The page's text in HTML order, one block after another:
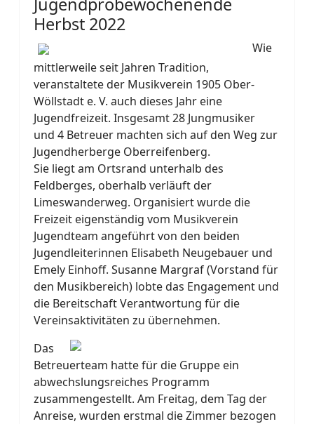
Herbst 2022
Wie
mittlerweile seit Jahren Tradition,
veranstaltete der Musikverein 1905 Ober-
Wöllstadt e. V. auch dieses Jahr eine
Jugendfreizeit. Insgesamt 28 Jungmusiker
und 4 Betreuer machten sich auf den Weg zur
Jugendherberge Oberreifenberg.
Sie liegt am Ortsrand unterhalb des
Feldberges, oberhalb verläuft der
Limeswanderweg. Organisiert wurde die
Freizeit eigenständig vom Musikverein
Jugendteam angeführt von den beiden
Jugendleiterinnen Elisabeth Neugebauer und
Emely Einhoff. Susanne Margraf (Vorstand für
den Musikbereich) lobte das Engagement und
die Bereitschaft Verantwortung für die
Vereinsaktivitäten zu übernehmen.
Das
Betreuerteam hatte für die Gruppe ein
abwechslungsreiches Programm
zusammengestellt. Am Freitag, dem Tag der
Anreise, wurden erstmal die Zimmer bezogen